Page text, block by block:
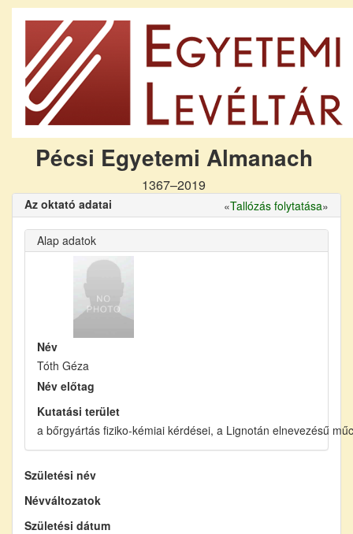
Pécsi Egyetemi Almanach
1367–2019
Az oktató adatai «Tallózás folytatása»
Alap adatok
Név
Tóth Géza
Név előtag
Kutatási terület
a bőrgyártás fiziko-kémiai kérdései, a Lignotán elnevezésű
Születési név
Névváltozatok
Születési dátum